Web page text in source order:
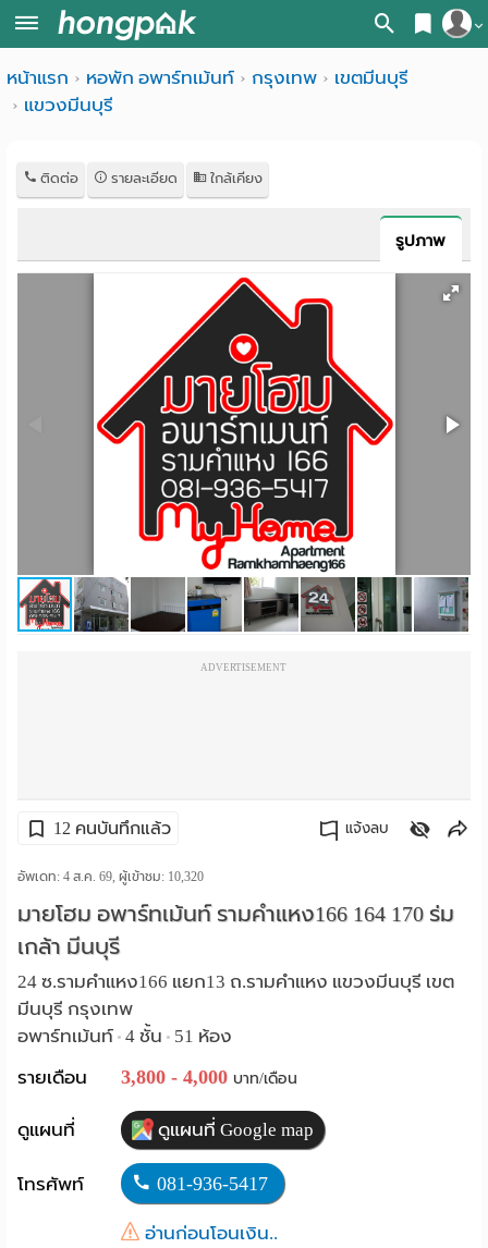
สมัครสมาชิก
หน้า
ค้นหา
ค้นจากสถานีรถไฟฟ้า
ค้นจากสถานศึกษา
ค้นจากแผนที่
ค้นแบบละเอียด
พาร์
ห้อง
โฆษณา
ลง
ประกาศ
ฟรี
Language
หน้าแรก หอพัก อพาร์ทเม้นท์ กรุงเทพ
เขตมีนบุรี
แขวงมีนบุรี
ติดต่อ รายละเอียด ใกล้เคียง
รูปภาพ
ADVERTISEMENT
12 คนบันทึกแล้ว แจ้งลบ
อัพเดท: 4 ส.ค. 69, ผู้เข้าชม: 10,320
มายโฮม อพาร์ทเม้นท์ รามคำแหง166 164 170 ร่ม
เกล้า มีนบุรี
24 ซ.รามคำแหง166 แยก13 ถ.รามคำแหง แขวงมีนบุรี เขต
มีนบุรี กรุงเทพ
อพาร์ทเม้นท์ • 4 ชั้น • 51 ห้อง
รายเดือน
3,800 - 4,000 บาท/เดือน
ดูแผนที่ ดูแผนที่ Google map
โทรศัพท์ 081-936-5417
อ่านก่อนโอนเงิน..